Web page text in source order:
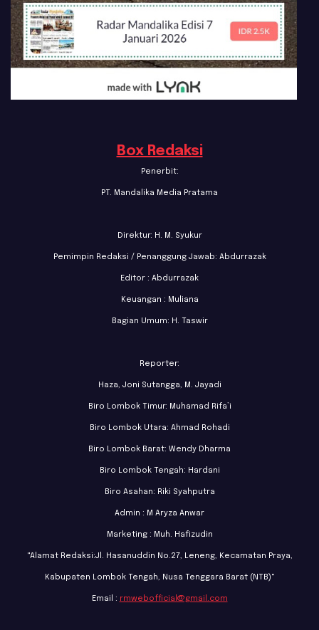
Box Redaksi
Penerbit:
PT. Mandalika Media Pratama
Direktur: H. M. Syukur
Pemimpin Redaksi / Penanggung Jawab: Abdurrazak
Editor : Abdurrazak
Keuangan : Muliana
Bagian Umum: H. Taswir
Reporter:
Haza, Joni Sutangga, M. Jayadi
Biro Lombok Timur: Muhamad Rifa’i
Biro Lombok Utara: Ahmad Rohadi
Biro Lombok Barat: Wendy Dharma
Biro Lombok Tengah: Hardani
Biro Asahan: Riki Syahputra
Admin : M Aryza Anwar
Marketing : Muh. Hafizudin
"Alamat Redaksi:Jl. Hasanuddin No.27, Leneng, Kecamatan Praya,
Kabupaten Lombok Tengah, Nusa Tenggara Barat (NTB)"
Email : rmwebofficial@gmail.com